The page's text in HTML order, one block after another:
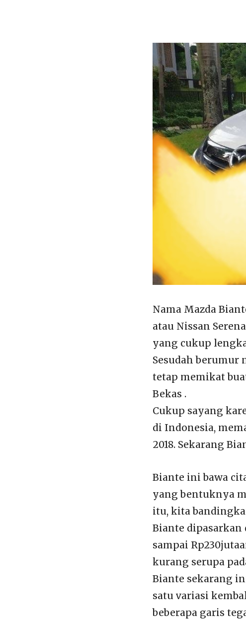
Nama Mazda
atau Nissan
yang cukup
Sesudah berumur
tetap memikat
Bekas .
Cukup sayang
di Indonesia,
2018. Sekarang
Biante ini bawa
yang bentuknya
itu, kita
Biante
sampai
kurang serupa
Biante sekarang
satu variasi
beberapa garis